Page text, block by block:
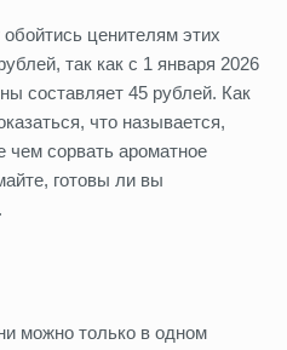
ценителям этих
так как с 1 января 2026
составляет 45 рублей. Как
что называется,
сорвать ароматное
готовы ли вы
можно только в одном